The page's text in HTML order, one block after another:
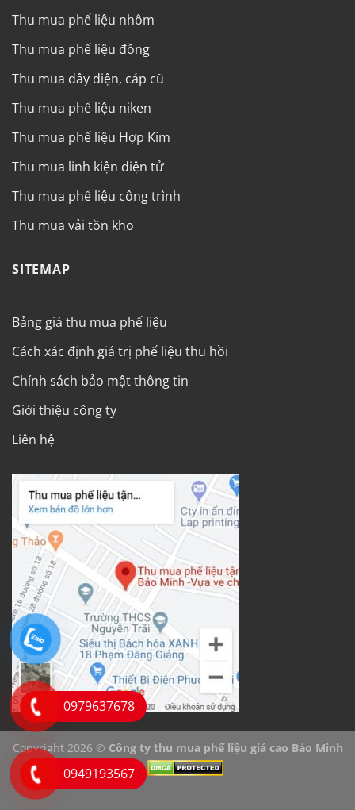
Thu mua phế liệu nhôm
Thu mua phế liệu đồng
Thu mua dây điện, cáp cũ
Thu mua phế liệu niken
Thu mua phế liệu Hợp Kim
Thu mua linh kiện điện tử
Thu mua phế liệu công trình
Thu mua vải tồn kho
SITEMAP
Bảng giá thu mua phế liệu
Cách xác định giá trị phế liệu thu hồi
Chính sách bảo mật thông tin
Giới thiệu công ty
Liên hệ
Copyright 2026 © Công ty thu mua phế liệu giá cao Bảo Minh
0979637678
0949193567